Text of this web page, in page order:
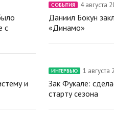
с
СОБЫТИЯ 4 августа
Даниил Бокун
«Динамо»
и
ИНТЕРВЬЮ 1 августа
Зак Фукале:
старту сезона